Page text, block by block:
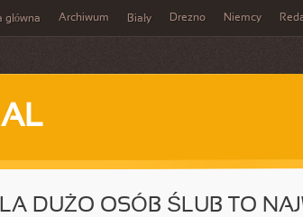
główna Archiwum Biały Drezno Niemcy
DUŻO OSÓB ŚLUB TO